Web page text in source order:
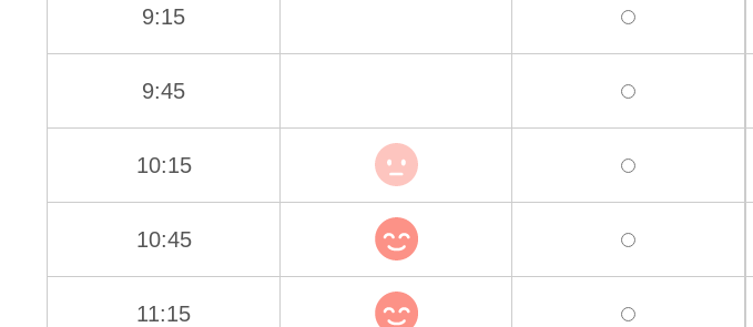
9:15
9:45
10:15
10:45
11:15